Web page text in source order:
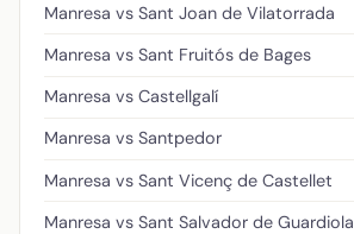
Manresa vs Sant Joan de Vilatorrada
Manresa vs Sant Fruitós de Bages
Manresa vs Castellgalí
Manresa vs Santpedor
Manresa vs Sant Vicenç de Castellet
Manresa vs Sant Salvador de Guardiola